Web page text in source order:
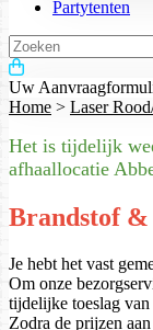
Partytenten
Uw
Home > Laser
Het is tijdelijk
afhaallocatie
Brandstof &
Je hebt het vast
Om onze
tijdelijke toeslag van
Zodra de prijzen